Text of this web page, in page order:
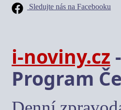
Sledujte nás na Facebooku
i-noviny.cz
Program